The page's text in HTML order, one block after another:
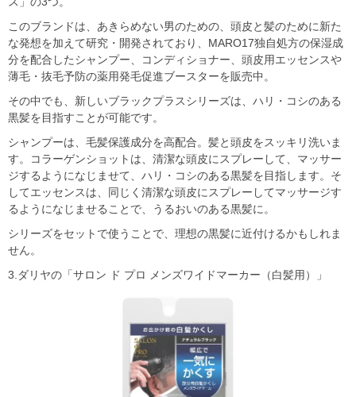
このブランドは、あきらめない男のための、頭皮と髪のために新た
な発想を加えて研究・開発されており、MARO17独自処方の保湿成
分を配合したシャンプー、コンディショナー、頭皮用エッセンスや
薄毛・抜毛予防の薬用発毛促進ブースターを販売中。
その中でも、新しいブラックプラスシリーズは、ハリ・コシのある
黒髪を目指すことが可能です。
シャンプーは、毛髪保護成分を高配合。髪と頭皮をスッキリ洗いま
す。コラーゲンショットは、清潔な頭皮にスプレーして、マッサー
ジするようになじませて、ハリ・コシのある黒髪を目指します。そ
してエッセンスは、同じく清潔な頭皮にスプレーしてマッサージす
るようになじませることで、うるおいのある黒髪に。
シリーズをセットで使うことで、理想の黒髪に近付けるかもしれま
せん。
3.ダリヤの「サロン ド プロ メンズワイドマーカー（白髪用）」